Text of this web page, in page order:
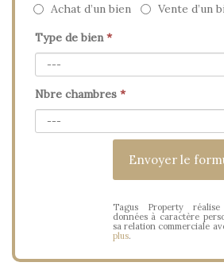
Achat d’un bien
Vente d’un
Type de bien*
Nbre chambres *
Tagus Property
données à caractère
sa relation commerciale
plus.